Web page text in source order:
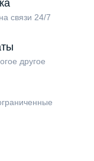
связи 24/7
другое